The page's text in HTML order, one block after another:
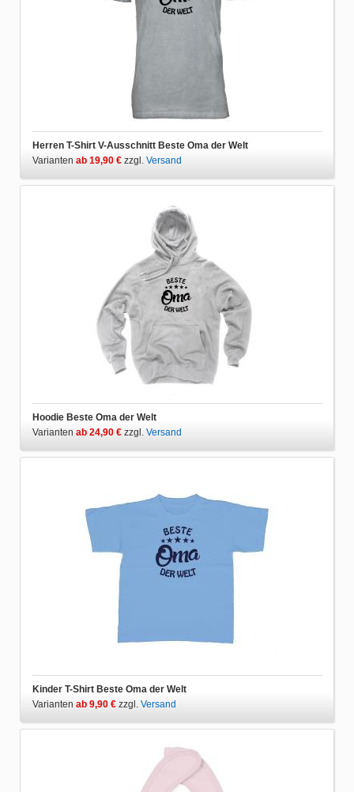
Herren T-Shirt V-Ausschnitt Beste Oma der Welt
Varianten ab 19,90 € zzgl. Versand
Hoodie Beste Oma der Welt
Varianten ab 24,90 € zzgl. Versand
Kinder T-Shirt Beste Oma der Welt
Varianten ab 9,90 € zzgl. Versand